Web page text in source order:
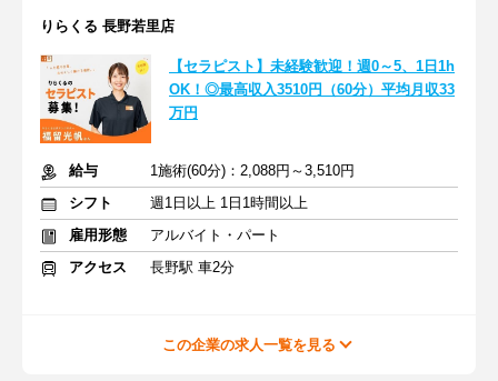
りらくる 長野若里店
【セラピスト】未経験歓迎！週0～5、1日1h
OK！◎最高収入3510円（60分）平均月収33
万円
給与
1施術(60分)：2,088円～3,510円
シフト
週1日以上 1日1時間以上
雇用形態
アルバイト・パート
アクセス
長野駅 車2分
この企業の求人一覧を見る